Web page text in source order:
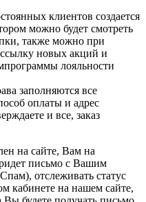
клиентов создается
можно будет смотреть
также можно при
новых акций и
лояльности
заполняются все
оплаты и адрес
и все, заказ
на сайте, Вам на
письмо с Вашим
отслеживать статус
кабинете на нашем сайте,